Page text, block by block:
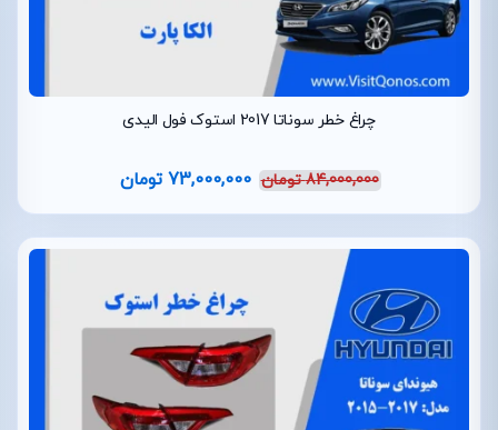
چراغ خطر سوناتا 2017 استوک فول الیدی
84,000,000 تومان 73,000,000 تومان